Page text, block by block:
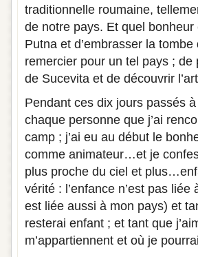
traditionnelle roumaine,
de notre pays. Et quel
Putna et d’embrasser la
remercier pour un tel pays ;
de Sucevita et de découvrir
Pendant ces dix jours passés
chaque personne que j’ai
camp ; j’ai eu au début le
comme animateur…et je
plus proche du ciel et
vérité : l’enfance n’est pas
est liée aussi à mon pays) et
resterai enfant ; et tant que
m’appartiennent et où je